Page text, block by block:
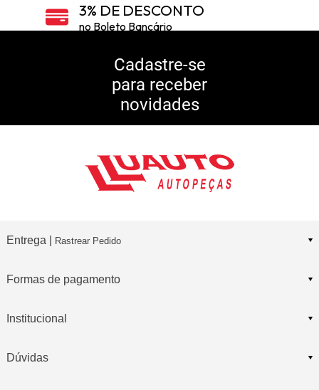
3% DE DESCONTO
no Boleto Bancário
5% DE DESCONTO
10% DE CASHBACK
Consulte Regulamento
Cadastre-se
para receber
novidades
Entrega | Rastrear Pedido
Formas de pagamento
Institucional
Dúvidas